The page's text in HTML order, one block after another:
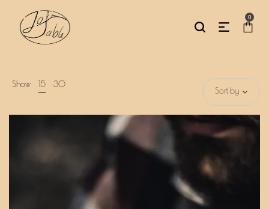
0
Show 15 30
Sort by